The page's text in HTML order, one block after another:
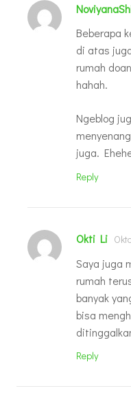
Beberapa
di atas
rumah
hahah.
Ngeblog
juga.
Reply
Okti Li
Saya juga
rumah
banyak
bisa
Reply